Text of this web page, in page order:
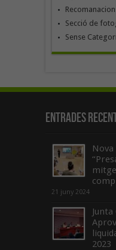
Secció de
Sense
Entrades
21 juny 2024
2023